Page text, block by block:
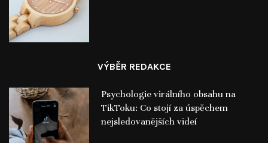
VÝBĚR REDAKCE
Psychologie virálního obsahu na
TikToku: Co stojí za úspěchem
nejsledovanějších videí